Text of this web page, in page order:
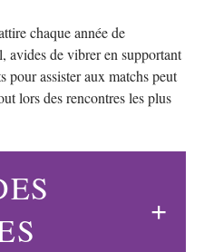
chaque année de
avides de vibrer en supportant
pour assister aux matchs peut
lors des rencontres les plus